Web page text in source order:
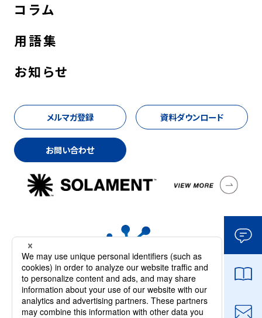
コラム
用語集
お知らせ
メルマガ登録 資料ダウンロード
お問い合わせ